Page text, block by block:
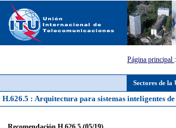
Sectores de la
Página principal :
H.626.5 : Arquitectura para sistemas inteligentes